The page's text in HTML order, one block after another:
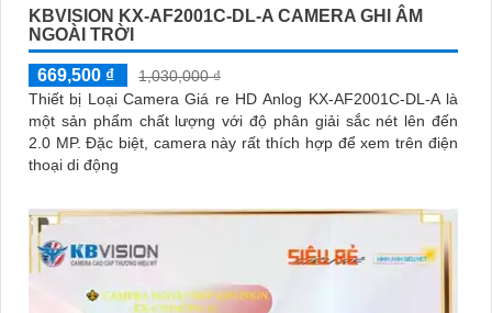
KBVISION KX-AF2001C-DL-A CAMERA GHI ÂM
NGOÀI TRỜI
669,500 ₫
1,030,000 ₫
Thiết bị Loại Camera Giá re HD Anlog KX-AF2001C-DL-A là
một sản phẩm chất lượng với độ phân giải sắc nét lên đến
2.0 MP. Đặc biệt, camera này rất thích hợp để xem trên điện
thoại di động